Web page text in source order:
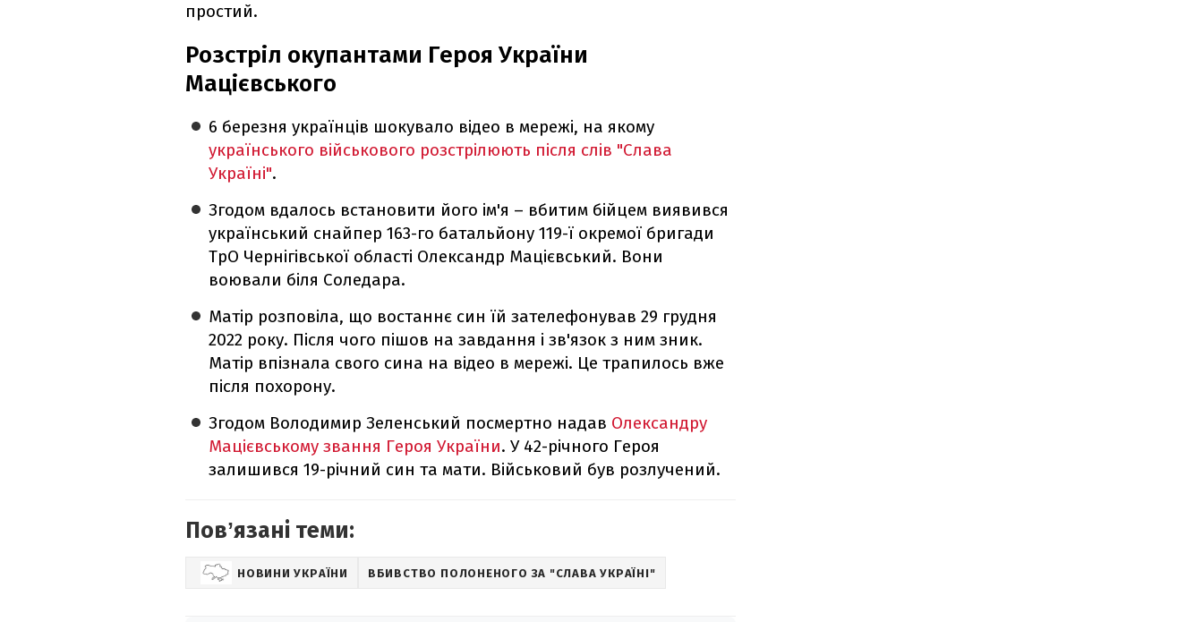
простий.
Розстріл окупантами Героя України
Мацієвського
6 березня українців шокувало відео в мережі, на якому
українського військового розстрілюють після слів "Слава
Україні".
Згодом вдалось встановити його ім'я – вбитим бійцем виявився
український снайпер 163-го батальйону 119-ї окремої бригади
ТрО Чернігівської області Олександр Мацієвський. Вони
воювали біля Соледара.
Матір розповіла, що востаннє син їй зателефонував 29 грудня
2022 року. Після чого пішов на завдання і зв'язок з ним зник.
Матір впізнала свого сина на відео в мережі. Це трапилось вже
після похорону.
Згодом Володимир Зеленський посмертно надав Олександру
Мацієвському звання Героя України. У 42-річного Героя
залишився 19-річний син та мати. Військовий був розлучений.
Повʼязані теми:
НОВИНИ УКРАЇНИ ВБИВСТВО ПОЛОНЕНОГО ЗА "СЛАВА УКРАЇНІ"